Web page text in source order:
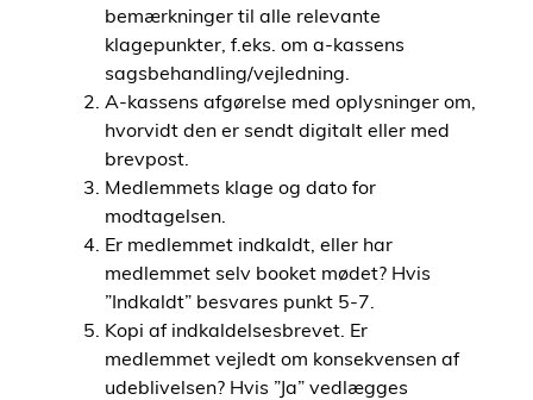
bemærkninger til alle relevante
klagepunkter, f.eks. om a-kassens
sagsbehandling/vejledning.
A-kassens afgørelse med oplysninger om,
hvorvidt den er sendt digitalt eller med
brevpost.
Medlemmets klage og dato for
modtagelsen.
Er medlemmet indkaldt, eller har
medlemmet selv booket mødet? Hvis
”Indkaldt” besvares punkt 5-7.
Kopi af indkaldelsesbrevet. Er
medlemmet vejledt om konsekvensen af
udeblivelsen? Hvis ”Ja” vedlægges